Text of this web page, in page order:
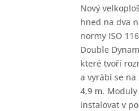
Nový
hned na dva
normy ISO
Double
které tvoří
a vyrábí se
4,9 m.
instalovat v